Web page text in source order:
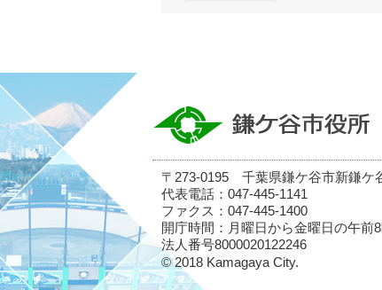
〒273-0195 千葉県鎌ケ谷市新鎌ケ
代表電話：047-445-1141
ファクス：047-445-1400
開庁時間：月曜日から金曜日の午前
法人番号8000020122246
© 2018 Kamagaya City.